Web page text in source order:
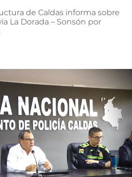
de Caldas informa sobre
La Dorada – Sonsón por